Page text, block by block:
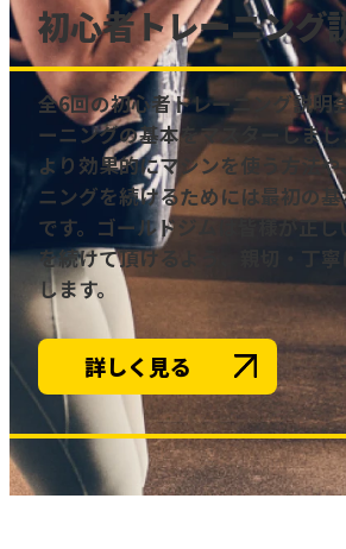
初心者トレーニング
全6回の初心者トレーニング説明
ーニングの基本をマスターしま
より効果的にマシンを使う方法
ニングを続けるためには最初の
です。ゴールドジムは皆様が正
を続けて頂けるよう、親切・丁
します。
詳しく見る